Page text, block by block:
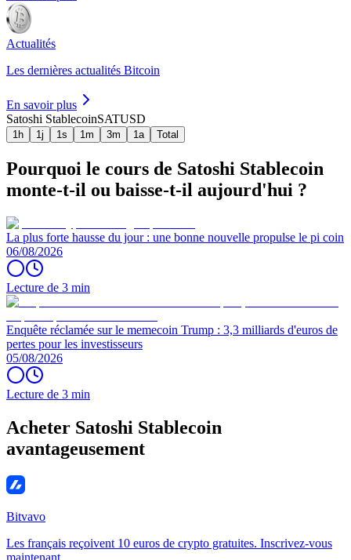
Actualités
Les dernières actualités Bitcoin
En savoir plus
Satoshi StablecoinSATUSD
1h 1j 1s 1m 3m 1a Total
Pourquoi le cours de Satoshi Stablecoin
monte-t-il ou baisse-t-il aujourd'hui ?
La plus forte hausse du jour : une bonne nouvelle propulse le pi coin
06/08/2026
Lecture de 3 min
Enquête réclamée sur le memecoin Trump : 3,3 milliards d'euros de
pertes pour les investisseurs
05/08/2026
Lecture de 3 min
Acheter Satoshi Stablecoin
avantageusement
Bitvavo
Les français reçoivent 10 euros de crypto gratuites. Inscrivez-vous
maintenant